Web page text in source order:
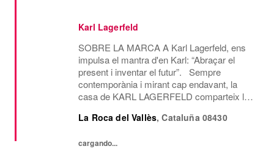
Karl Lagerfeld
SOBRE LA MARCA A Karl Lagerfeld, ens
impulsa el mantra d'en Karl: “Abraçar el
present i inventar el futur”. Sempre
contemporània i mirant cap endavant, la
casa de KARL LAGERFELD comparteix la
icònic fundador, Karl Lagerfeld. Som l’única
La Roca del Vallès,Cataluña 08430
cargando...